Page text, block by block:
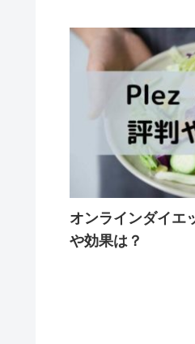
オンラインダイエ
や効果は？